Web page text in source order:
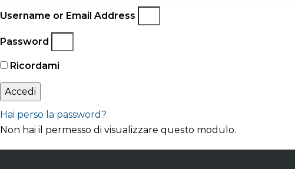
Username or Email Address
Password
Ricordami
Accedi
Hai perso la password?
Non hai il permesso di visualizzare questo modulo.